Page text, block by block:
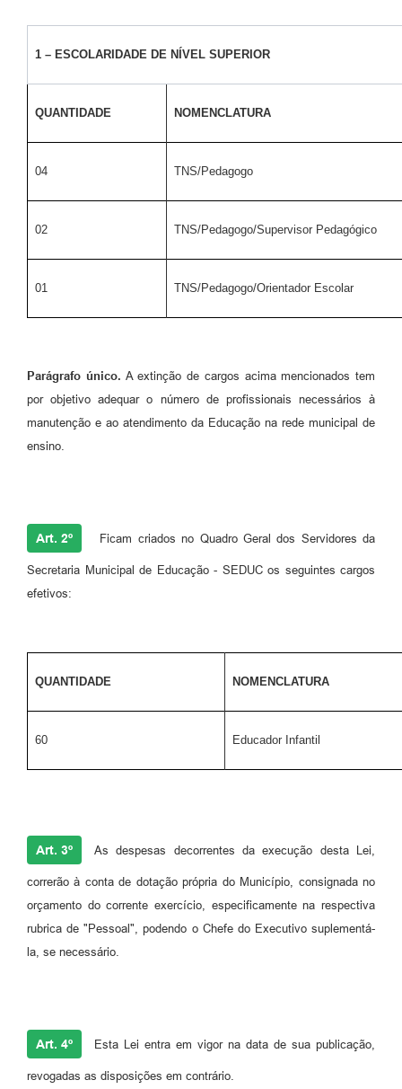
1 – ESCOLARIDADE DE NÍVEL SUPERIOR
QUANTIDADE NOMENCLATURA
04 TNS/Pedagogo
02 TNS/Pedagogo/Supervisor Pedagógico
01 TNS/Pedagogo/Orientador Escolar
Parágrafo único. A extinção de cargos acima mencionados tem
por objetivo adequar o número de profissionais necessários à
manutenção e ao atendimento da Educação na rede municipal de
ensino.
Art. 2º Ficam criados no Quadro Geral dos Servidores da
Secretaria Municipal de Educação - SEDUC os seguintes cargos
efetivos:
QUANTIDADE NOMENCLATURA
60 Educador Infantil
Art. 3º As despesas decorrentes da execução desta Lei,
correrão à conta de dotação própria do Município, consignada no
orçamento do corrente exercício, especificamente na respectiva
rubrica de "Pessoal", podendo o Chefe do Executivo suplementá-
la, se necessário.
Art. 4º Esta Lei entra em vigor na data de sua publicação,
revogadas as disposições em contrário.